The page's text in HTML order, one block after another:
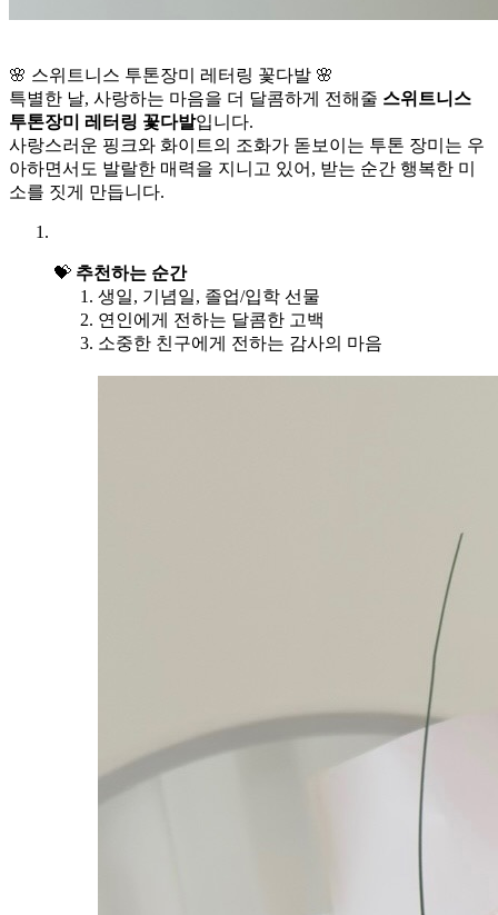
🌸 스위트니스 투톤장미 레터링 꽃다발 🌸
특별한 날, 사랑하는 마음을 더 달콤하게 전해줄 스위트니스
투톤장미 레터링 꽃다발입니다.
사랑스러운 핑크와 화이트의 조화가 돋보이는 투톤 장미는 우
아하면서도 발랄한 매력을 지니고 있어, 받는 순간 행복한 미
소를 짓게 만듭니다.
💝 추천하는 순간
생일, 기념일, 졸업/입학 선물
연인에게 전하는 달콤한 고백
소중한 친구에게 전하는 감사의 마음